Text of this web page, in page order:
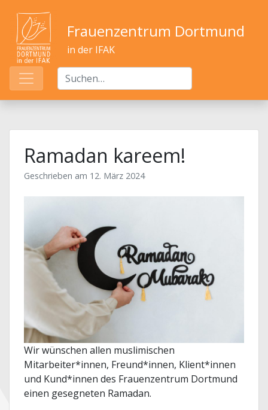
Frauenzentrum Dortmund
in der IFAK
Ramadan kareem!
Geschrieben am 12. März 2024
Wir wünschen allen muslimischen
Mitarbeiter*innen, Freund*innen, Klient*innen
und Kund*innen des Frauenzentrum Dortmund
einen gesegneten Ramadan.